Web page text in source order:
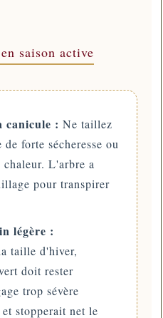
saison active
canicule : Ne taillez
forte sécheresse ou
L'arbre a
pour transpirer
légère :
taille d'hiver,
doit rester
trop sévère
stopperait net le